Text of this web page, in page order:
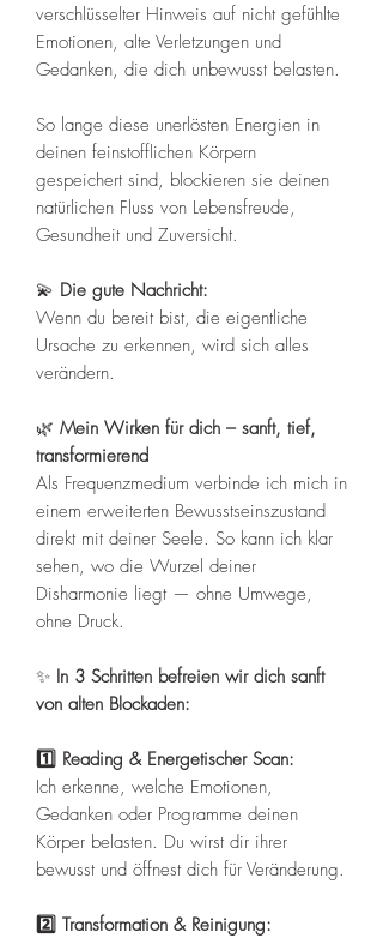
verschlüsselter Hinweis auf nicht gefühlte
Emotionen, alte Verletzungen und
Gedanken, die dich unbewusst belasten.
So lange diese unerlösten Energien in
deinen feinstofflichen Körpern
gespeichert sind, blockieren sie deinen
natürlichen Fluss von Lebensfreude,
Gesundheit und Zuversicht.
💫 Die gute Nachricht:
Wenn du bereit bist, die eigentliche
Ursache zu erkennen, wird sich alles
verändern.
🌿 Mein Wirken für dich – sanft, tief,
transformierend
Als Frequenzmedium verbinde ich mich in
einem erweiterten Bewusstseinszustand
direkt mit deiner Seele. So kann ich klar
sehen, wo die Wurzel deiner
Disharmonie liegt — ohne Umwege,
ohne Druck.
✨ In 3 Schritten befreien wir dich sanft
von alten Blockaden:
1️⃣ Reading & Energetischer Scan:
Ich erkenne, welche Emotionen,
Gedanken oder Programme deinen
Körper belasten. Du wirst dir ihrer
bewusst und öffnest dich für Veränderung.
2️⃣ Transformation & Reinigung: